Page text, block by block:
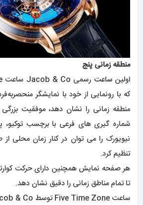
منطقه زمانی پنج
اولینساعت
که با رونمایی از خود با نمایشگر
منطقه زمانی را نشان دهد، موفقیت
شماره گیری های فرعی با برچسب
نیویورک را می توان در کنار زمان محلی
تنظیم کرد.
هر صفحه نمایش همچنین دارای حرکت
تا تمام مناطق زمانی را دقیق نشان دهد.